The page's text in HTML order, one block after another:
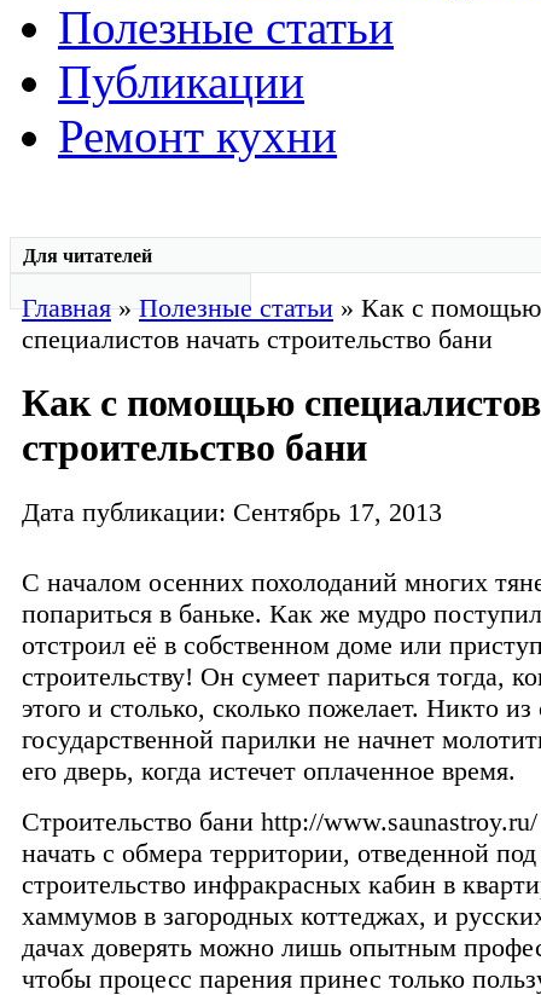
Полезные статьи
Публикации
Ремонт кухни
Для читателей
Главная»Полезные статьи » Как с помощью
специалистов начать строительство бани
Как с помощью
строительство бани
Дата публикации: Сентябрь 17, 2013
С началом осенних похолоданий многих
попариться в баньке. Как же мудро
отстроил её в собственном доме или
строительству! Он сумеет париться тогда,
этого и столько, сколько пожелает. Никто
государственной парилки не начнет
его дверь, когда истечет оплаченное время.
Строительство бани http://
начать с обмера территории, отведенной
строительство инфракрасных кабин в
хаммумов в загородных коттеджах, и
дачах доверять можно лишь опытным
чтобы процесс парения принес только